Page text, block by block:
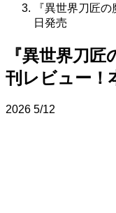
『異世界刀匠
日発売
『異世界刀
刊レビュー！
2026 5/12